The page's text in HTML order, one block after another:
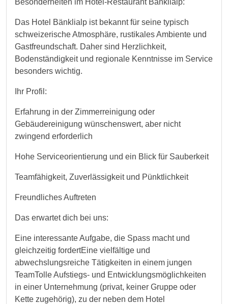
Besonderheiten im Hotel-Restaurant Bänklialp:
Das Hotel Bänklialp ist bekannt für seine typisch
schweizerische Atmosphäre, rustikales Ambiente und
Gastfreundschaft. Daher sind Herzlichkeit,
Bodenständigkeit und regionale Kenntnisse im Service
besonders wichtig.
Ihr Profil:
Erfahrung in der Zimmerreinigung oder
Gebäudereinigung wünschenswert, aber nicht
zwingend erforderlich
Hohe Serviceorientierung und ein Blick für Sauberkeit
Teamfähigkeit, Zuverlässigkeit und Pünktlichkeit
Freundliches Auftreten
Das erwartet dich bei uns:
Eine interessante Aufgabe, die Spass macht und
gleichzeitig fordertEine vielfältige und
abwechslungsreiche Tätigkeiten in einem jungen
TeamTolle Aufstiegs- und Entwicklungsmöglichkeiten
in einer Unternehmung (privat, keiner Gruppe oder
Kette zugehörig), zu der neben dem Hotel